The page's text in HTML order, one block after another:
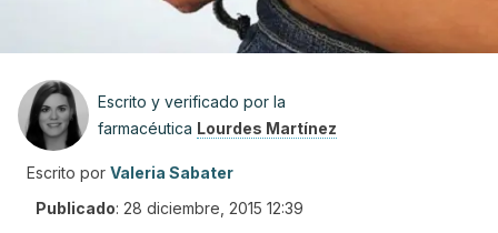
Escrito y verificado por la
farmacéutica Lourdes Martínez
Escrito por Valeria Sabater
Publicado: 28 diciembre, 2015 12:39